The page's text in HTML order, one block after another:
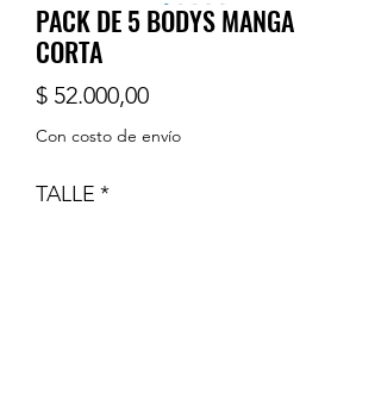
PACK DE 5 BODYS MANGA
CORTA
$ 52.000,00Precio
Con costo de envío
TALLE *